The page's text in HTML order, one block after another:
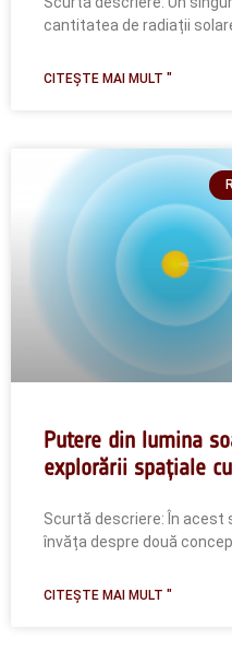
cantitatea de radiații
CITEȘTE MAI MULT "
Putere din lumina
explorării spațiale
Scurtă descriere: În acest
învăța despre două
CITEȘTE MAI MULT "